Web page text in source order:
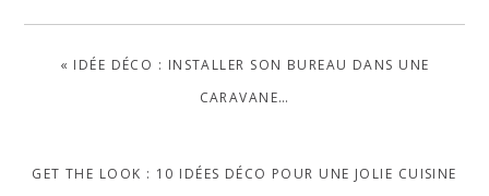
PREVIOUS
« IDÉE DÉCO : INSTALLER SON BUREAU DANS UNE
CARAVANE…
NEXT
GET THE LOOK : 10 IDÉES DÉCO POUR UNE JOLIE CUISINE